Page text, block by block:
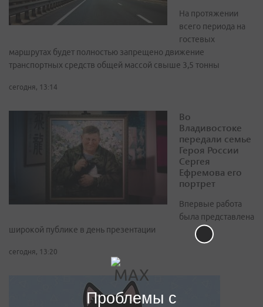
На протяжении
всего периода на
гостевых
маршрутах будет полностью запрещено движение
транспортных средств общей массой свыше 3,5 тонны
сегодня, 13:14
Во
Владивостоке
передали семье
Героя России
Сергея
Ефремова его
портрет
Впервые работа
была представлена
широкой публике в день презентации
сегодня, 13:20
Проблемы с